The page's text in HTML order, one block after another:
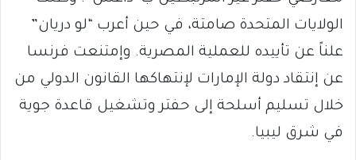
الولايات المتحدة صامتة، في حين أعرب “لو دريان”
علناً عن تأييده للعملية المصرية. وإمتنعت فرنسا
عن إنتقاد دولة الإمارات لإنتهاكها القانون الدولي من
خلال تسليم أسلحة إلى حفتر وتشغيل قاعدة جوية
في شرق ليبيا.